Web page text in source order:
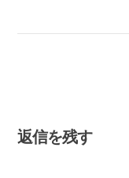
返信を残す